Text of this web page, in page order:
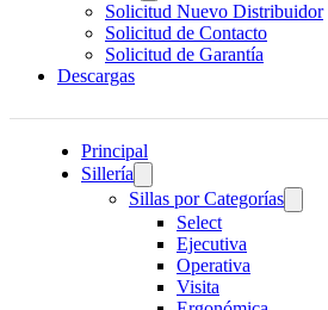
Solicitud Nuevo Distribuidor
Solicitud de Contacto
Solicitud de Garantía
Descargas
Principal
Sillería
Sillas por Categorías
Select
Ejecutiva
Operativa
Visita